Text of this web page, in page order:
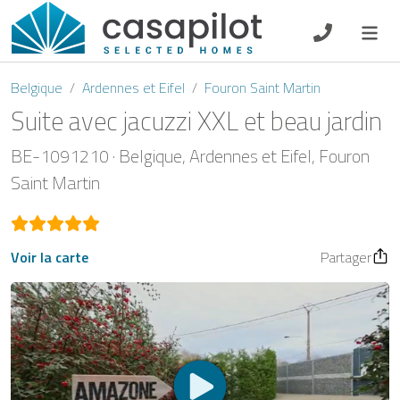
DE EN ES FR
Petit-déjeuner
Chèque-cadeau
Propriétaire
Belgique Ardennes et Eifel Fouron Saint Martin
Suite avec jacuzzi XXL et beau jardin
BE-1091210 Belgique Ardennes et Eifel Fouron
Saint Martin
Voir la carte Partager